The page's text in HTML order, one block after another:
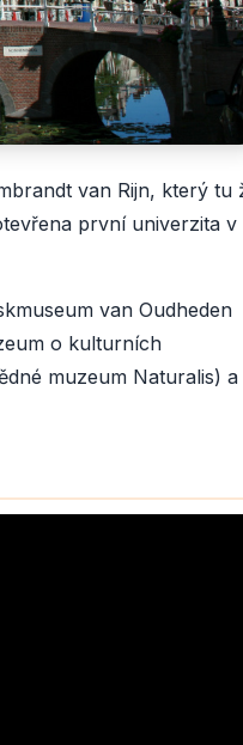
van Rijn, který tu
první univerzita v
van Oudheden
o kulturních
muzeum Naturalis) a